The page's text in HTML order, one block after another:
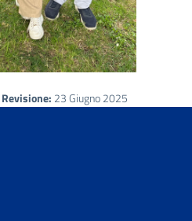
Revisione: 23 Giugno 2025